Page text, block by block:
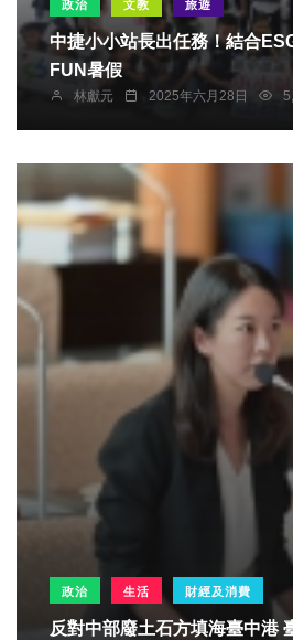
政治 文教 旅遊
中捷小小站長出任務！結合ESG永續
FUN暑假
林獻元 2025年六月28日
政治 生活 財經及消費
反對中部廢土石方填海臺中港 臺中市議員吳佩芸籲